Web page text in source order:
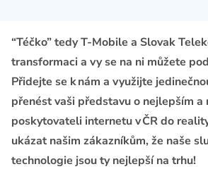
“Téčko” tedy T-Mobile a Slovak
transformaci a vy se na ni můžete
Přidejte se k nám a využijte
přenést vaši představu o nejlepším a
poskytovateli internetu v ČR do
ukázat našim zákazníkům, že naše
technologie jsou ty nejlepší na trhu!